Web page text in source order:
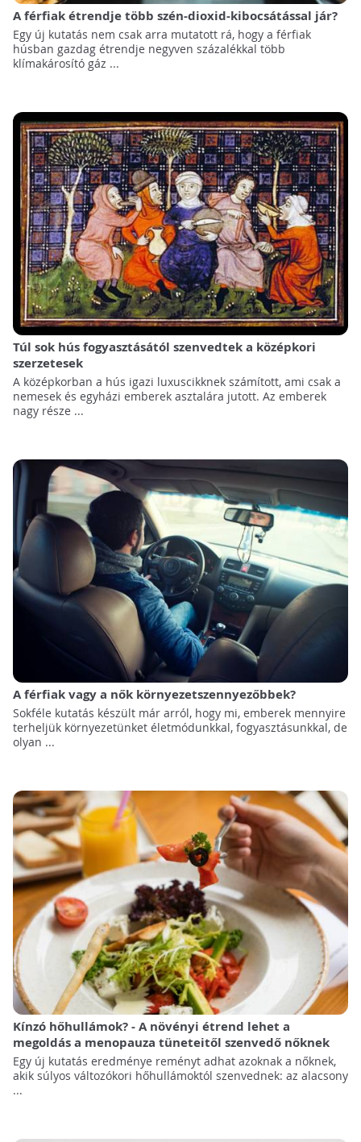
A férfiak étrendje több szén-dioxid-kibocsátással jár?
Egy új kutatás nem csak arra mutatott rá, hogy a férfiak
húsban gazdag étrendje negyven százalékkal több
klímakárosító gáz ...
Túl sok hús fogyasztásától szenvedtek a középkori
szerzetesek
A középkorban a hús igazi luxuscikknek számított, ami csak a
nemesek és egyházi emberek asztalára jutott. Az emberek
nagy része ...
A férfiak vagy a nők környezetszennyezőbbek?
Sokféle kutatás készült már arról, hogy mi, emberek mennyire
terheljük környezetünket életmódunkkal, fogyasztásunkkal, de
olyan ...
Kínzó hőhullámok? - A növényi étrend lehet a
megoldás a menopauza tüneteitől szenvedő nőknek
Egy új kutatás eredménye reményt adhat azoknak a nőknek,
akik súlyos változókori hőhullámoktól szenvednek: az alacsony
...